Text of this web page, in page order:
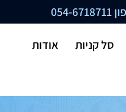
054-6718711
סל קניות
אודות